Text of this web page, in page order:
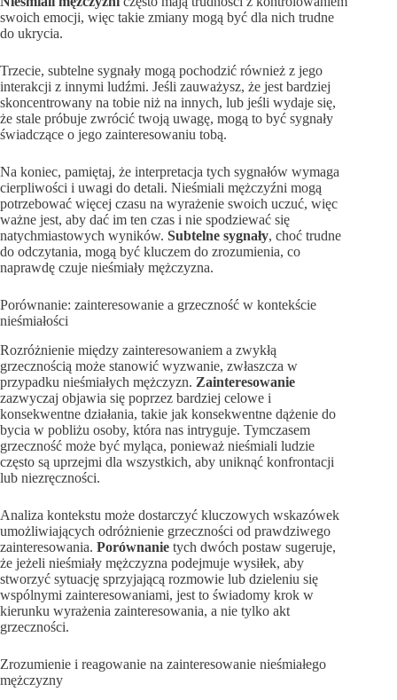
swoich emocji, więc takie zmiany mogą być dla nich trudne
do ukrycia.
Trzecie, subtelne sygnały mogą pochodzić również z jego
interakcji z innymi ludźmi. Jeśli zauważysz, że jest bardziej
skoncentrowany na tobie niż na innych, lub jeśli wydaje się,
że stale próbuje zwrócić twoją uwagę, mogą to być sygnały
świadczące o jego zainteresowaniu tobą.
Na koniec, pamiętaj, że interpretacja tych sygnałów wymaga
cierpliwości i uwagi do detali. Nieśmiali mężczyźni mogą
potrzebować więcej czasu na wyrażenie swoich uczuć, więc
ważne jest, aby dać im ten czas i nie spodziewać się
natychmiastowych wyników. Subtelne sygnały, choć trudne
do odczytania, mogą być kluczem do zrozumienia, co
naprawdę czuje nieśmiały mężczyzna.
Porównanie: zainteresowanie a grzeczność w kontekście
nieśmiałości
Rozróżnienie między zainteresowaniem a zwykłą
grzecznością może stanowić wyzwanie, zwłaszcza w
przypadku nieśmiałych mężczyzn. Zainteresowanie
zazwyczaj objawia się poprzez bardziej celowe i
konsekwentne działania, takie jak konsekwentne dążenie do
bycia w pobliżu osoby, która nas intryguje. Tymczasem
grzeczność może być myląca, ponieważ nieśmiali ludzie
często są uprzejmi dla wszystkich, aby uniknąć konfrontacji
lub niezręczności.
Analiza kontekstu może dostarczyć kluczowych wskazówek
umożliwiających odróżnienie grzeczności od prawdziwego
zainteresowania. Porównanie tych dwóch postaw sugeruje,
że jeżeli nieśmiały mężczyzna podejmuje wysiłek, aby
stworzyć sytuację sprzyjającą rozmowie lub dzieleniu się
wspólnymi zainteresowaniami, jest to świadomy krok w
kierunku wyrażenia zainteresowania, a nie tylko akt
grzeczności.
Zrozumienie i reagowanie na zainteresowanie nieśmiałego
mężczyzny